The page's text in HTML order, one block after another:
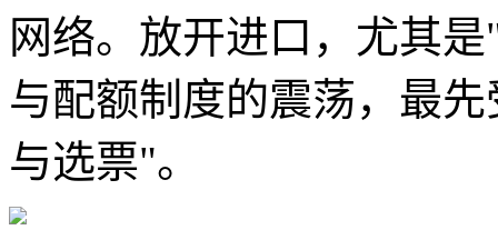
网络。放开进口，尤其
与配额制度的震荡，最
与选票"。